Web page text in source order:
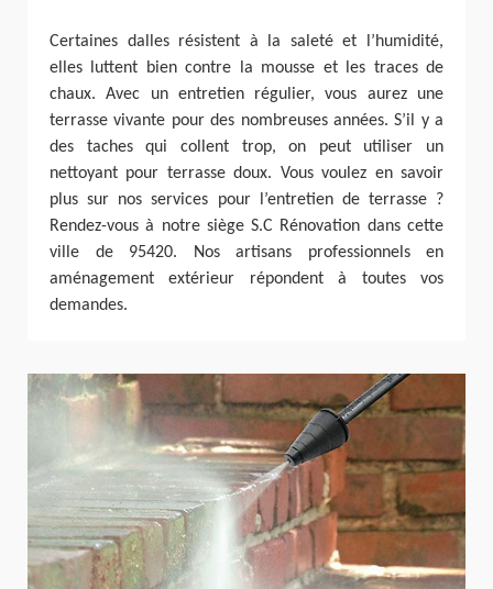
Certaines dalles résistent à la saleté et l’humidité,
elles luttent bien contre la mousse et les traces de
chaux. Avec un entretien régulier, vous aurez une
terrasse vivante pour des nombreuses années. S’il y a
des taches qui collent trop, on peut utiliser un
nettoyant pour terrasse doux. Vous voulez en savoir
plus sur nos services pour l’entretien de terrasse ?
Rendez-vous à notre siège S.C Rénovation dans cette
ville de 95420. Nos artisans professionnels en
aménagement extérieur répondent à toutes vos
demandes.